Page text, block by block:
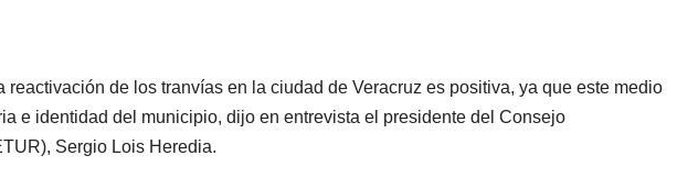
reactivación de los tranvías en la ciudad de Veracruz es positiva, ya que este medio
e identidad del municipio, dijo en entrevista el presidente del Consejo
Sergio Lois Heredia.